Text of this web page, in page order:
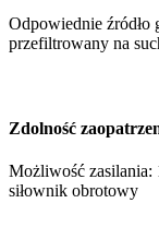
Odpowiednie źródło
przefiltrowany na
Zdolność
Możliwość zasilania:
siłownik obrotowy